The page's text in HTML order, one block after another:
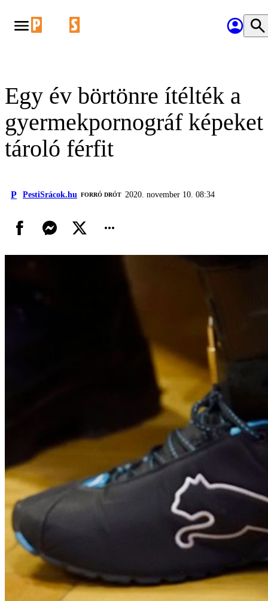
Egy év börtönre ítélték a
gyermekpornográf képeket
tároló férfit
P PestiSrácok.hu FORRÓ DRÓT 2020. november 10. 08:34